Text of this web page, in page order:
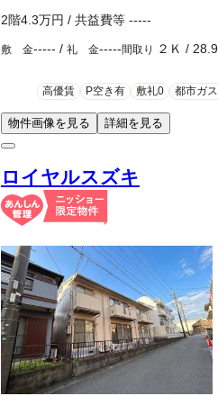
2階4.3万円 / 共益費等 -----
敷 金----- / 礼 金-----間取り ２Ｋ /
高優賃 P空き有 敷礼0 都市ガス
物件画像を見る 詳細を見る
ロイヤルスズキ